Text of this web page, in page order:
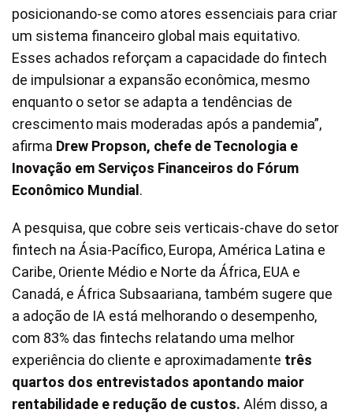
posicionando-se como atores essenciais para criar
um sistema financeiro global mais equitativo.
Esses achados reforçam a capacidade do fintech
de impulsionar a expansão econômica, mesmo
enquanto o setor se adapta a tendências de
crescimento mais moderadas após a pandemia”,
afirma Drew Propson, chefe de Tecnologia e
Inovação em Serviços Financeiros do Fórum
Econômico Mundial.
A pesquisa, que cobre seis verticais-chave do setor
fintech na Ásia-Pacífico, Europa, América Latina e
Caribe, Oriente Médio e Norte da África, EUA e
Canadá, e África Subsaariana, também sugere que
a adoção de IA está melhorando o desempenho,
com 83% das fintechs relatando uma melhor
experiência do cliente e aproximadamente três
quartos dos entrevistados apontando maior
rentabilidade e redução de custos. Além disso, a